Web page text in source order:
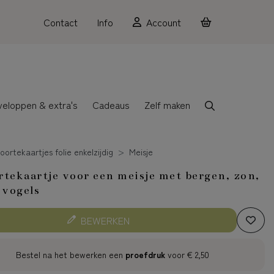
Contact Info Account
& extra's Cadeaus Zelf maken
folie enkelzijdig Meisje
voor een meisje met bergen, zon,
BEWERKEN
Bestel na het bewerken een proefdruk voor€ 2,50